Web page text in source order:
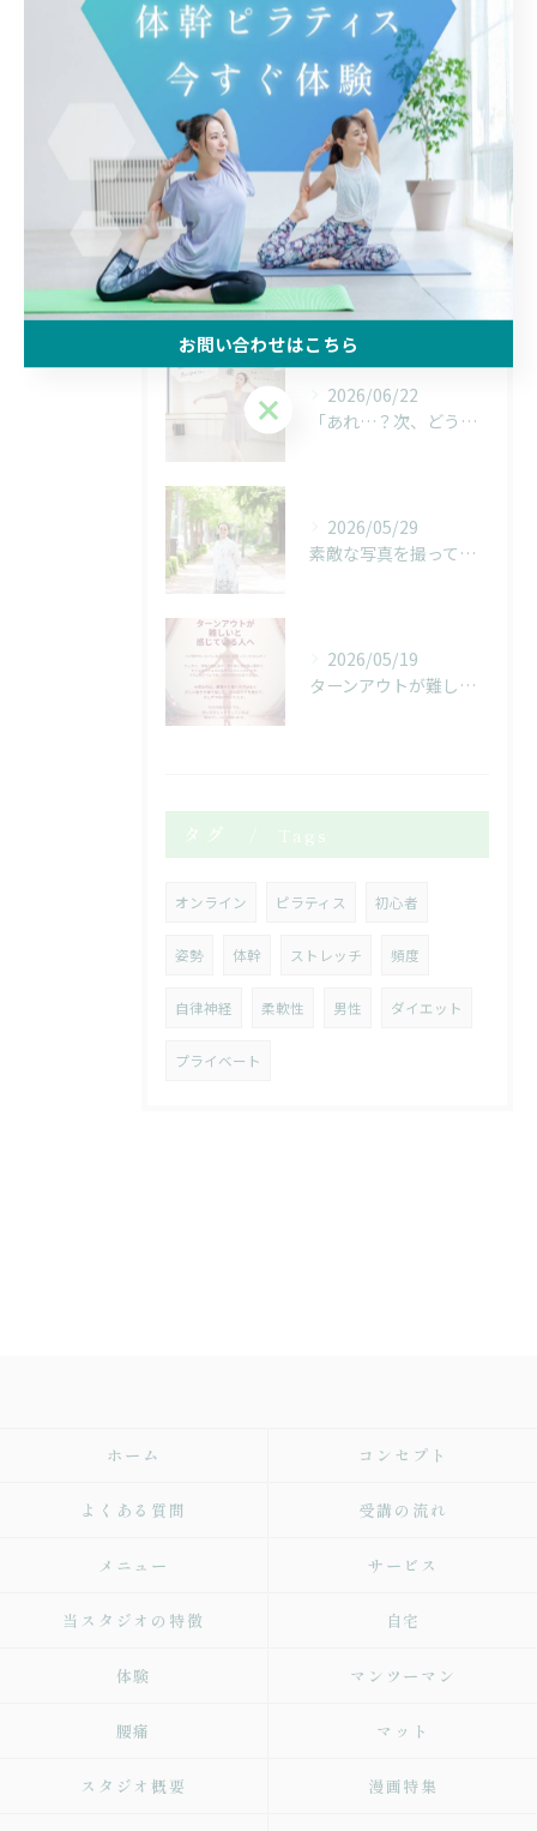
マンツーマン
腰痛
マット
からだの使い方
会員限定メニュー
最近の投稿 Recent Posts
2026/06/22
「あれ…？次、どうだったっけ…？」
2026/05/29
素敵な写真を撮っていただきました！
2026/05/19
ターンアウトが難しいと感じている人へ
タグ Tags
オンライン ピラティス 初心者
姿勢 体幹 ストレッチ 頻度
自律神経 柔軟性 男性 ダイエット
プライベート
ホーム コンセプト
よくある質問 受講の流れ
メニュー サービス
当スタジオの特徴 自宅
体験 マンツーマン
腰痛 マット
スタジオ概要 漫画特集
お問い合わせはこちら
お問い合わせはこちら